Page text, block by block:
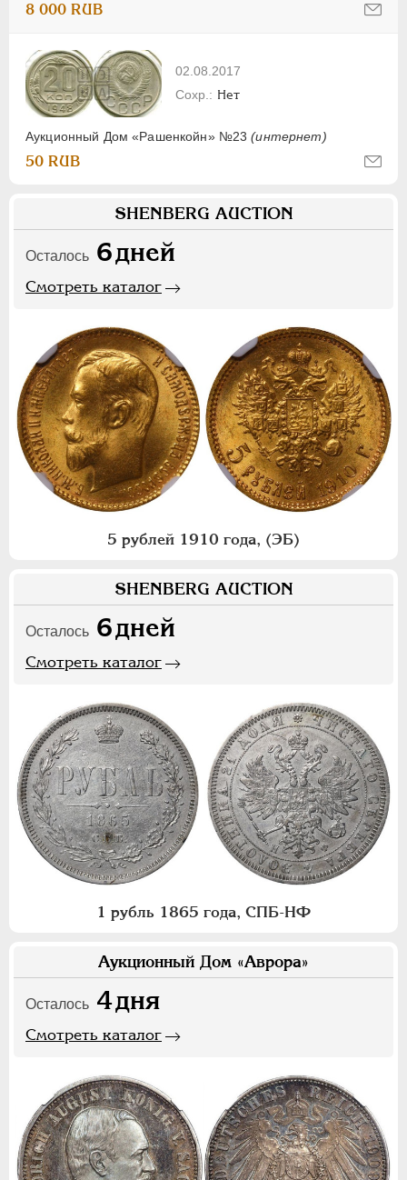
8 000 RUB
02.08.2017
Аукционный Дом «Рашенкойн» №23(интернет)
Нет
50 RUB
SHENBERG AUCTION
Осталось 6дней
Смотреть каталог
5 рублей 1910 года, (ЭБ)
SHENBERG AUCTION
Осталось 6дней
Смотреть каталог
1 рубль 1865 года, СПБ-НФ
Аукционный Дом «Аврора»
Осталось 4дня
Смотреть каталог